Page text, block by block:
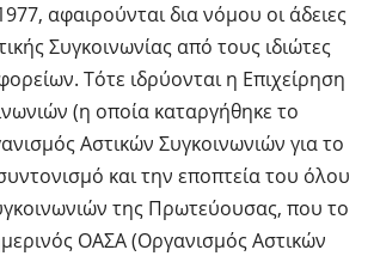
αφαιρούνται δια νόμου οι άδειες
Συγκοινωνίας από τους ιδιώτες
Τότε ιδρύονται η Επιχείρηση
(η οποία καταργήθηκε το
Αστικών Συγκοινωνιών για το
και την εποπτεία του όλου
της Πρωτεύουσας, που το
ΟΑΣΑ (Οργανισμός Αστικών